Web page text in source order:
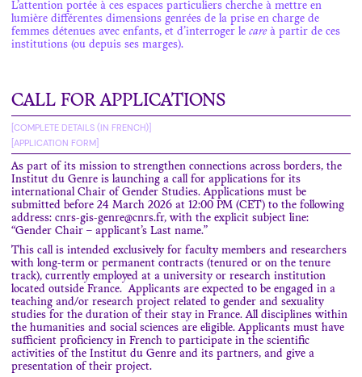
L’attention portée à ces espaces particuliers cherche à mettre en
lumière différentes dimensions genrées de la prise en charge de
femmes détenues avec enfants, et d’interroger le careà partir de ces
institutions (ou depuis ses marges).
CALL FOR APPLICATIONS
[COMPLETE DETAILS (IN FRENCH)]
[APPLICATION FORM]
As part of its mission to strengthen connections across borders, the
Institut du Genre is launching a call for applications for its
international Chair of Gender Studies. Applications must be
submitted before 24 March 2026 at 12:00 PM (CET) to the following
address: cnrs-gis-genre@cnrs.fr, with the explicit subject line:
“Gender Chair – applicant’s Last name.”
This call is intended exclusively for faculty members and researchers
with long-term or permanent contracts (tenured or on the tenure
track), currently employed at a university or research institution
located outside France.Applicants are expected to be engaged in a
teaching and/or research project related to gender and sexuality
studies for the duration of their stay in France. All disciplines within
the humanities and social sciences are eligible. Applicants must have
sufficient proficiency in French to participate in the scientific
activities of the Institut du Genre and its partners, and give a
presentation of their project.